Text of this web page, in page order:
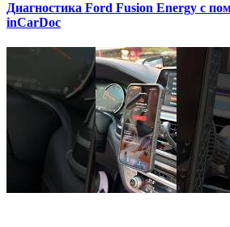
Диагностика Ford Fusion Energy с
inCarDoc